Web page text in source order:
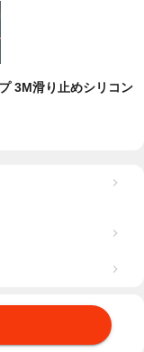
3M滑り止めシリコン